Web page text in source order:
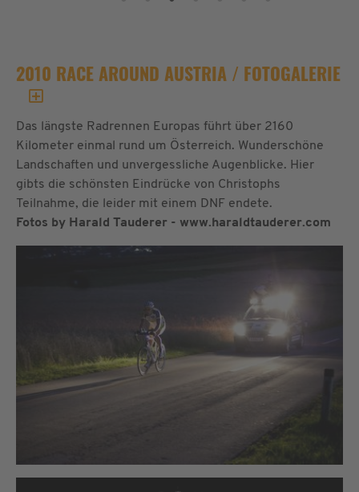
2010 RACE AROUND AUSTRIA / FOTOGALERIE
Das längste Radrennen Europas führt über 2160
Kilometer einmal rund um Österreich. Wunderschöne
Landschaften und unvergessliche Augenblicke. Hier
gibts die schönsten Eindrücke von Christophs
Teilnahme, die leider mit einem DNF endete.
Fotos by Harald Tauderer - www.haraldtauderer.com